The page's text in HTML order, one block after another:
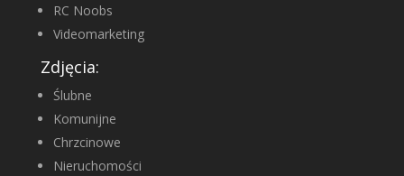
RC Noobs
Videomarketing
Zdjęcia:
Ślubne
Komunijne
Chrzcinowe
Nieruchomości